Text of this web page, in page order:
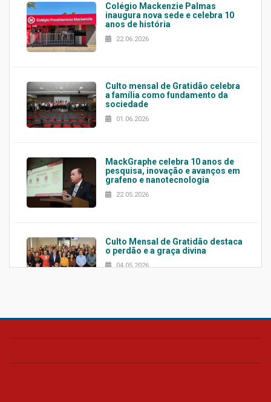
Colégio Mackenzie Palmas
inaugura nova sede e celebra 10
anos de história
22.06.2026
Culto mensal de Gratidão celebra
a família como fundamento da
sociedade
01.06.2026
MackGraphe celebra 10 anos de
pesquisa, inovação e avanços em
grafeno e nanotecnologia
22.05.2026
Culto Mensal de Gratidão destaca
o perdão e a graça divina
04.05.2026
Confira como foi o culto mensal